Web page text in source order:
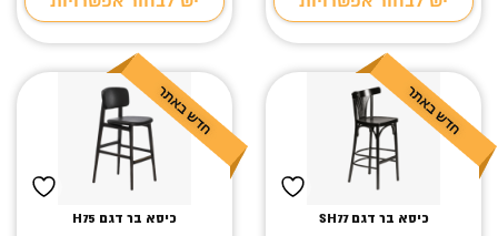
כיסא בר דגם SH77 כיסא בר דגם H75